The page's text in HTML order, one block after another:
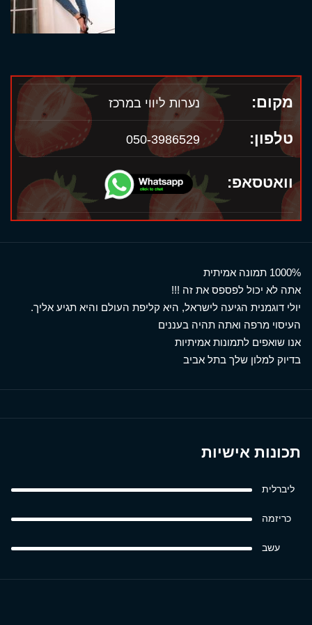
מקום: נערות ליווי במרכז
טלפון: 050-3986529
וואטסאפ:
1000% תמונה אמיתית
אתה לא יכול לפספס את זה !!!
יולי דוגמנית הגיעה לישראל, היא קליפת העולם והיא תגיע אליך.
העיסוי מרפה ואתה תהיה בעננים
אנו שואפים לתמונות אמיתיות
בדיוק למלון שלך בתל אביב
תכונות אישיות
ליברלית
כריזמה
עשב